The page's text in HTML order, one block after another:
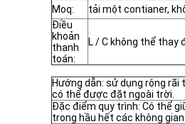
Moq:
tải một contianer,
Điều
khoản
thanh
toán:
L / C không thể thay
Hướng dẫn: sử dụng rộng rãi
có thể được đặt ngoài trời.
Đặc điểm quy trình: Có thể
trong hầu hết các không